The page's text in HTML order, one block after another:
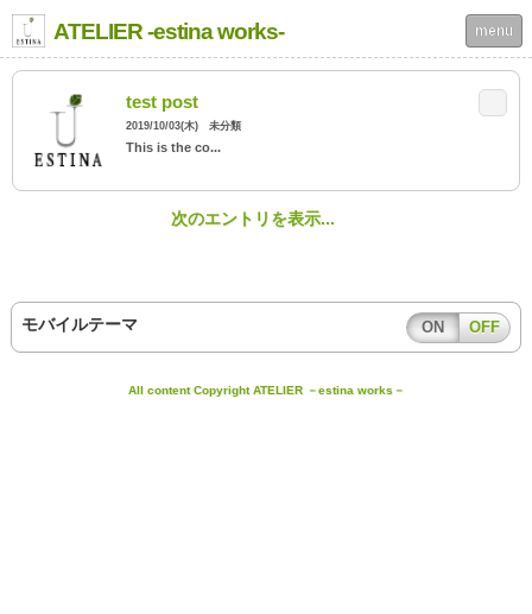
ATELIER -estina works- menu
test post
2019/10/03(木) 未分類
This is the co...
次のエントリを表示...
モバイルテーマ ON OFF
All content Copyright ATELIER －estina works－